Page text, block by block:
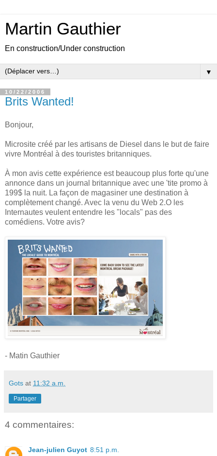
Martin Gauthier
En construction/Under construction
▼
10/22/2006
Brits Wanted!
Bonjour,
Microsite créé par les artisans de Diesel dans le but de faire
vivre Montréal à des touristes britanniques.
À mon avis cette expérience est beaucoup plus forte qu'une
annonce dans un journal britannique avec une 'tite promo à
199$ la nuit. La façon de magasiner une destination à
complètement changé. Avec la venu du Web 2.O les
Internautes veulent entendre les "locals" pas des
comédiens. Votre avis?
- Matin Gauthier
Gots at 11:32 a.m.
Partager
4 commentaires:
Jean-julien Guyot 8:51 p.m.